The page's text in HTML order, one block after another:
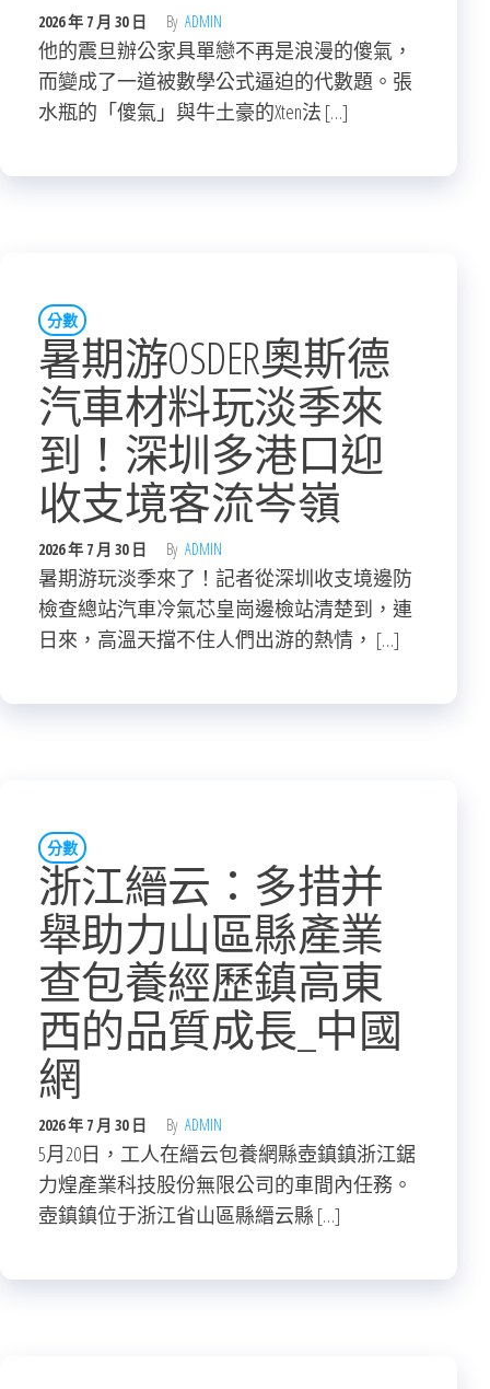
2026 年 7 月 30 日 By ADMIN
他的震旦辦公家具單戀不再是浪漫的傻氣，
而變成了一道被數學公式逼迫的代數題。張
水瓶的「傻氣」與牛土豪的Xten法 […]
分數
暑期游OSDER奧斯德
汽車材料玩淡季來
到！深圳多港口迎
收支境客流岑嶺
2026 年 7 月 30 日 By ADMIN
暑期游玩淡季來了！記者從深圳收支境邊防
檢查總站汽車冷氣芯皇崗邊檢站清楚到，連
日來，高溫天擋不住人們出游的熱情， […]
分數
浙江縉云：多措并
舉助力山區縣產業
查包養經歷鎮高東
西的品質成長_中國
網
2026 年 7 月 30 日 By ADMIN
5月20日，工人在縉云包養網縣壺鎮鎮浙江鋸
力煌產業科技股份無限公司的車間內任務。
壺鎮鎮位于浙江省山區縣縉云縣 […]